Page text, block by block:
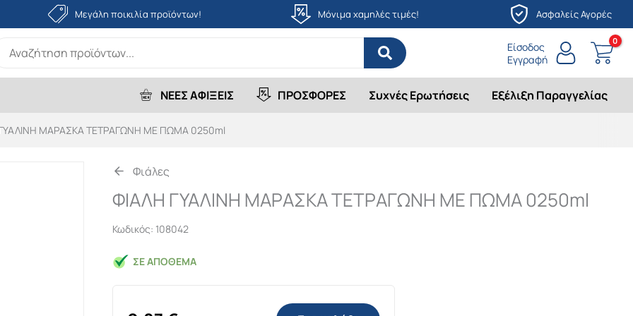
Μεγάλη ποικιλία προϊόντων! Μόνιμα χαμηλές τιμές! Ασφαλείς Αγορές
Είσοδος
Εγγραφή
ΝΕΕΣ ΑΦΙΞΕΙΣ ΠΡΟΣΦΟΡΕΣ Συχνές Ερωτήσεις Εξέλιξη Παραγγελίας
ΜΑΡΑΣΚΑ ΤΕΤΡΑΓΩΝΗ ΜΕ ΠΩΜΑ 0250ml
Φιάλες
ΦΙΑΛΗ ΓΥΑΛΙΝΗ ΜΑΡΑΣΚΑ ΤΕΤΡΑΓΩΝΗ ΜΕ ΠΩΜΑ 0250ml
Κωδικός: 108042
ΣΕ ΑΠΌΘΕΜΑ